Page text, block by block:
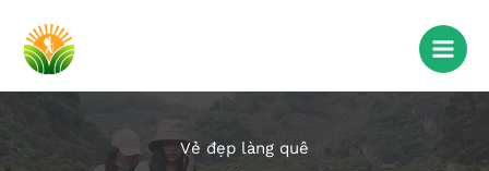
Vẻ đẹp làng quê